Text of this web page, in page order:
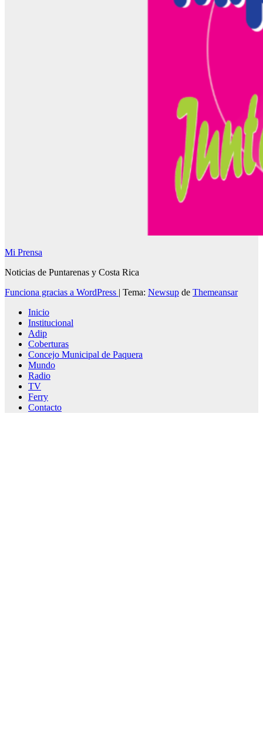
Mi Prensa
Noticias de Puntarenas y Costa Rica
Funciona gracias a WordPress | Tema: Newsup de Themeansar
Inicio
Institucional
Adip
Coberturas
Concejo Municipal de Paquera
Mundo
Radio
TV
Ferry
Contacto